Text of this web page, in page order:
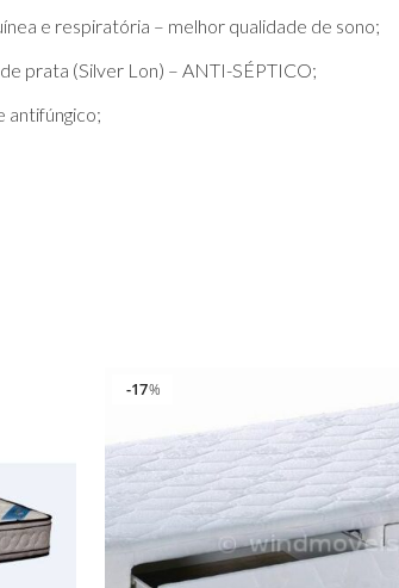
e respiratória – melhor qualidade de sono;
prata (Silver Lon) – ANTI-SÉPTICO;
antifúngico;
%
17